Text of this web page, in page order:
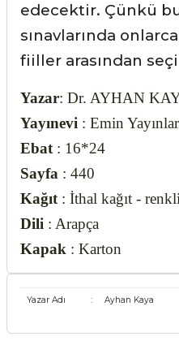
edecektir. Çünkü
sınavlarında
fiiller arasından
Yazar: Dr. AYHAN
Yayınevi : Emin
Ebat : 16*24
Sayfa : 440
Kağıt : İthal kağıt -
Dili : Arapça
Kapak : Karton
Yazar Adı : Ayhan Kaya